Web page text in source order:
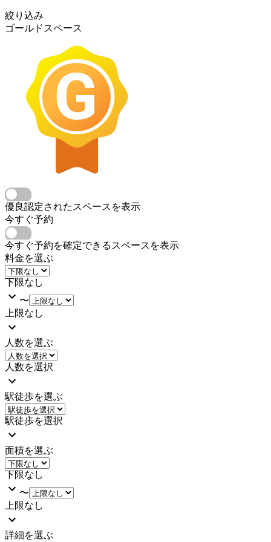
絞り込み
ゴールドスペース
優良認定されたスペースを表示
今すぐ予約
今すぐ予約を確定できるスペースを表示
料金を選ぶ
下限なし
〜
上限なし
人数を選ぶ
人数を選択
駅徒歩を選ぶ
駅徒歩を選択
面積を選ぶ
下限なし
〜
上限なし
詳細を選ぶ